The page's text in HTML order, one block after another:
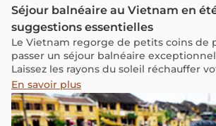
Séjour balnéaire au Vietnam en
suggestions essentielles
Le Vietnam regorge de petits coins de
passer un séjour balnéaire
Laissez les rayons du soleil réchauffer
cœur et profitez des bienfaits des
du Pays du Dragon le temps d’un
balnéaire au Vietnam.
En savoir plus